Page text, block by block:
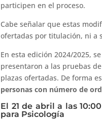
participen en el proceso.
Cabe señalar que estas
ofertadas por titulación, ni a
En esta edición 2024/2025,
presentaron a las pruebas
plazas ofertadas. De forma
personas con número de
El 21 de abril a las
para Psicología